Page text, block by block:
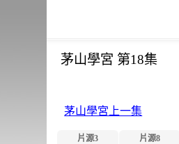
茅山學宮 第18集
茅山學宮上一集
片源3
片源8